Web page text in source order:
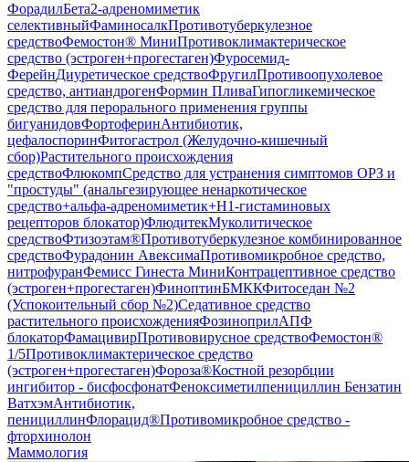
ФорадилБета2-адреномиметик
селективныйФаминосалкПротивотуберкулезное
средствоФемостон® МиниПротивоклимактерическое
средство (эстроген+прогестаген)Фуросемид-
ФерейнДиуретическое средствоФругилПротивоопухолевое
средство, антиандрогенФормин ПливаГипогликемическое
средство для перорального применения группы
бигуанидовФортоферинАнтибиотик,
цефалоспоринФитогастрол (Желудочно-кишечный
сбор)Растительного происхождения
средствоФлюкомпСредство для устранения симптомов ОРЗ и
"простуды" (анальгезирующее ненаркотическое
средство+альфа-адреномиметик+H1-гистаминовых
рецепторов блокатор)ФлюдитекМуколитическое
средствоФтизоэтам®Противотуберкулезное комбинированное
средствоФурадонин АвексимаПротивомикробное средство,
нитрофуранФемисс Гинеста МиниКонтрацептивное средство
(эстроген+прогестаген)ФиноптинБМККФитоседан №2
(Успокоительный сбор №2)Седативное средство
растительного происхожденияФозиноприлАПФ
блокаторФамацивирПротивовирусное средствоФемостон®
1/5Противоклимактерическое средство
(эстроген+прогестаген)Фороза®Костной резорбции
ингибитор - бисфосфонатФеноксиметилпенициллин Бензатин
ВатхэмАнтибиотик,
пенициллинФлорацид®Противомикробное средство -
фторхинолон
Маммология